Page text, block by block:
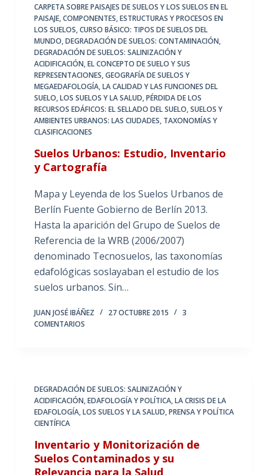
CARPETA SOBRE PAISAJES DE SUELOS Y LOS SUELOS EN EL
PAISAJE,COMPONENTES, ESTRUCTURAS Y PROCESOS EN
LOS SUELOS,CURSO BÁSICO: TIPOS DE SUELOS DEL
MUNDO,DEGRADACIÓN DE SUELOS: CONTAMINACIÓN,
DEGRADACIÓN DE SUELOS: SALINIZACIÓN Y
ACIDIFICACIÓN,EL CONCEPTO DE SUELO Y SUS
REPRESENTACIONES,GEOGRAFÍA DE SUELOS Y
MEGAEDAFOLOGÍA,LA CALIDAD Y LAS FUNCIONES DEL
SUELO,LOS SUELOS Y LA SALUD,PÉRDIDA DE LOS
RECURSOS EDÁFICOS: EL SELLADO DEL SUELO,SUELOS Y
AMBIENTES URBANOS: LAS CIUDADES, TAXONOMÍAS Y
CLASIFICACIONES
Suelos Urbanos: Estudio, Inventario
y Cartografía
Mapa y Leyenda de los Suelos Urbanos de
Berlín Fuente Gobierno de Berlín 2013.
Hasta la aparición del Grupo de Suelos de
Referencia de la WRB (2006/2007)
denominado Tecnosuelos, las taxonomías
edafológicas soslayaban el estudio de los
suelos urbanos. Sin…
JUAN JOSÉ IBÁÑEZ 27 OCTUBRE 2015
3
COMENTARIOS
DEGRADACIÓN DE SUELOS: SALINIZACIÓN Y
ACIDIFICACIÓN,EDAFOLOGÍA Y POLÍTICA,LA CRISIS DE LA
EDAFOLOGÍA,LOS SUELOS Y LA SALUD,PRENSA Y POLÍTICA
CIENTÍFICA
Inventario y Monitorización de
Suelos Contaminados y su
Relevancia para la Salud